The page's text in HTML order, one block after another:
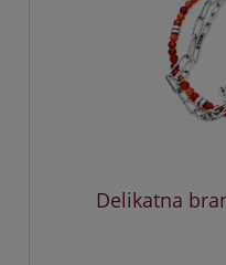
Delikatna